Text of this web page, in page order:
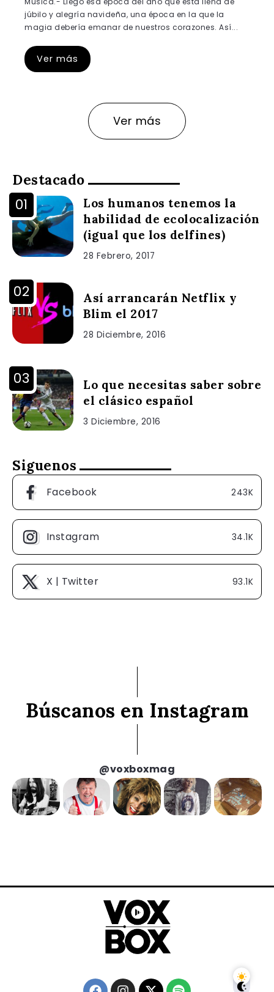
júbilo y alegría navideña, una época en la que la
magia debería emanar de nuestros corazones. Así...
Ver más
Ver más
Destacado
Los humanos tenemos la
habilidad de ecolocalización
(igual que los delfines)
28 Febrero, 2017
Así arrancarán Netflix y
Blim el 2017
28 Diciembre, 2016
Lo que necesitas saber sobre
el clásico español
3 Diciembre, 2016
Siguenos
Facebook 243K
Instagram 34.1K
X | Twitter 93.1K
Búscanos en Instagram
@voxboxmag